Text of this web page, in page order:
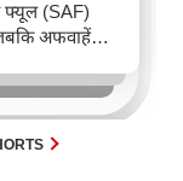
फ्यूल (SAF)
अफवाहें